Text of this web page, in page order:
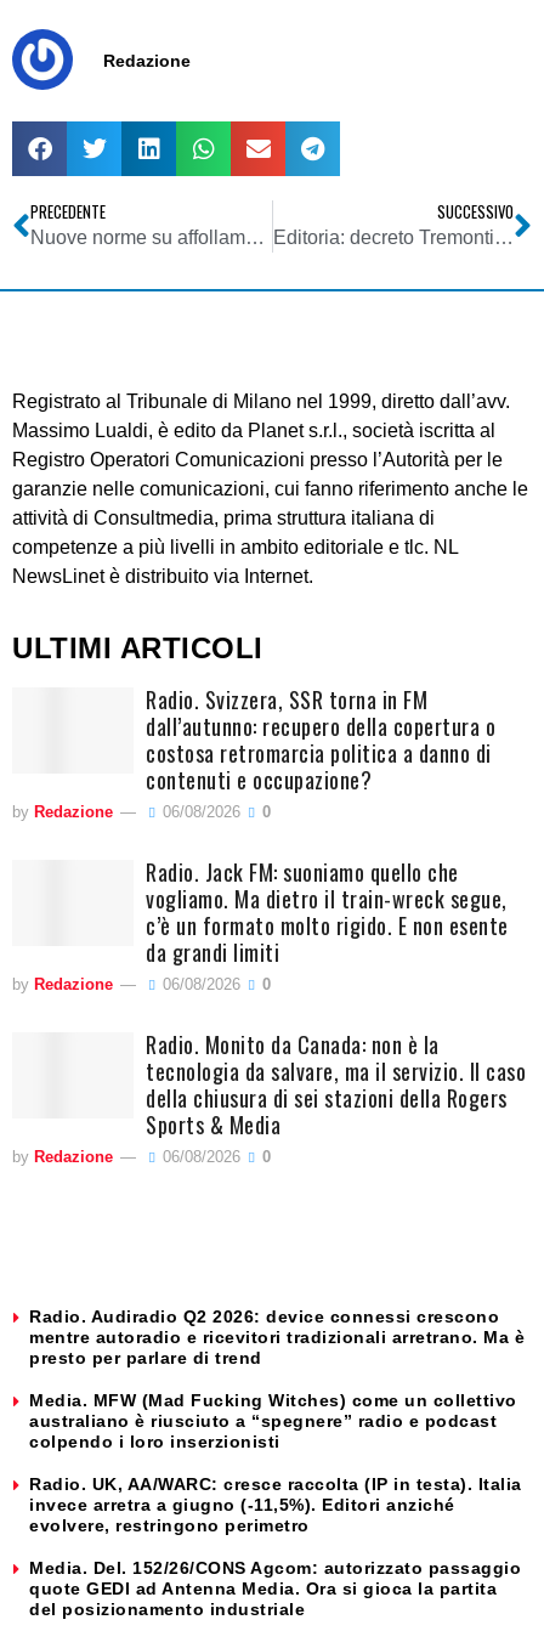
Redazione
PRECEDENTE
Nuove norme su affollamento pubblicitario e sponsorizzazioni ex D. Lgs. 15/03/2010, n. 44
SUCCESSIVO
Editoria: decreto Tremonti-Scajola, appello dei piccoli editori: ci stanno strangolando
Registrato al Tribunale di Milano nel 1999, diretto dall’avv.
Massimo Lualdi, è edito da Planet s.r.l., società iscritta al
Registro Operatori Comunicazioni presso l’Autorità per le
garanzie nelle comunicazioni, cui fanno riferimento anche le
attività di Consultmedia, prima struttura italiana di
competenze a più livelli in ambito editoriale e tlc. NL
NewsLinet è distribuito via Internet.
ULTIMI ARTICOLI
Radio. Svizzera, SSR torna in FM
dall’autunno: recupero della copertura o
costosa retromarcia politica a danno di
contenuti e occupazione?
by Redazione 06/08/2026 0
Radio. Jack FM: suoniamo quello che
vogliamo. Ma dietro il train-wreck segue,
c’è un formato molto rigido. E non esente
da grandi limiti
by Redazione 06/08/2026 0
Radio. Monito da Canada: non è la
tecnologia da salvare, ma il servizio. Il caso
della chiusura di sei stazioni della Rogers
Sports & Media
by Redazione 06/08/2026 0
Radio. Audiradio Q2 2026: device connessi crescono
mentre autoradio e ricevitori tradizionali arretrano. Ma è
presto per parlare di trend
Media. MFW (Mad Fucking Witches) come un collettivo
australiano è riusciuto a “spegnere” radio e podcast
colpendo i loro inserzionisti
Radio. UK, AA/WARC: cresce raccolta (IP in testa). Italia
invece arretra a giugno (-11,5%). Editori anziché
evolvere, restringono perimetro
Media. Del. 152/26/CONS Agcom: autorizzato passaggio
quote GEDI ad Antenna Media. Ora si gioca la partita
del posizionamento industriale